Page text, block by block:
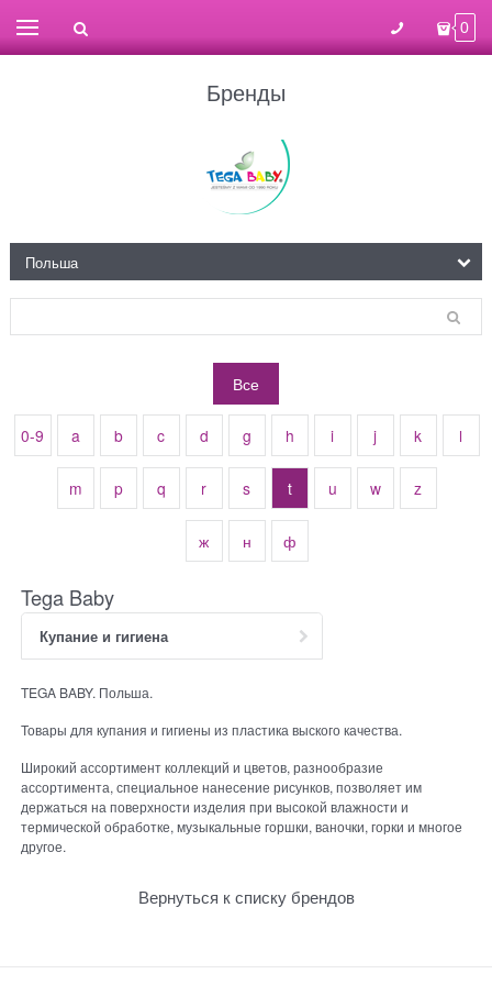
0
Бренды
Все
0-9 a b c d g h i j k l
m p q r s t u w z
ж н ф
Tega Baby
Купание и гигиена
TEGA BABY. Польша.
Товары для купания и гигиены из пластика выского качества.
Широкий ассортимент коллекций и цветов, разнообразие
ассортимента, специальное нанесение рисунков, позволяет им
держаться на поверхности изделия при высокой влажности и
термической обработке, музыкальные горшки, ваночки, горки и многое
другое.
Вернуться к списку брендов